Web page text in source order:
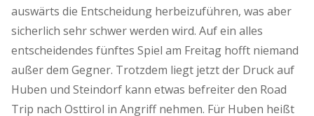
auswärts die Entscheidung herbeizuführen, was aber
sicherlich sehr schwer werden wird. Auf ein alles
entscheidendes fünftes Spiel am Freitag hofft niemand
außer dem Gegner. Trotzdem liegt jetzt der Druck auf
Huben und Steindorf kann etwas befreiter den Road
Trip nach Osttirol in Angriff nehmen. Für Huben heißt